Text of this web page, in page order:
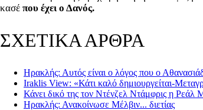
κασέ που έχει ο Δανός.
ΣΧΕΤΙΚΑ ΑΡΘΡΑ
Ηρακλής: Αυτός είναι ο λόγος που ο
Iraklis View: «Κάτι καλό δημιουργείται-
Κάνει δικό της τον Ντένζελ Ντάμφρις η Ρεάλ
Ηρακλής: Ανακοίνωσε Μέλβιν... διετίας